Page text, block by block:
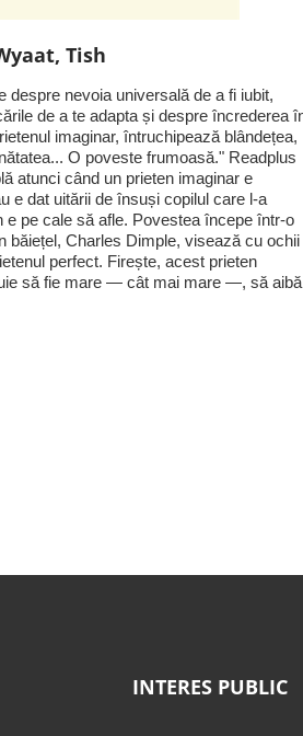
Tish
despre nevoia universală de a fi iubit,
de a te adapta și despre încrederea
imaginar, întruchipează blândețea,
O poveste frumoasă." Readplus
atunci când un prieten imaginar e
e dat uitării de însuși copilul care l-a
e pe cale să afle. Povestea începe într-o
băiețel, Charles Dimple, visează cu ochii
perfect. Firește, acest prieten
să fie mare — cât mai mare —, să aibă
INTERES PUBLIC